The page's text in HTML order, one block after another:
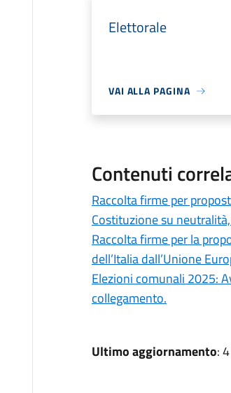
Elettorale
VAI ALLA PAGINA
Contenuti
Raccolta firme per
Costituzione su
Raccolta firme per la
dell’Italia dall’Unione
Elezioni comunali 2025:
collegamento.
Ultimo aggiornamento: